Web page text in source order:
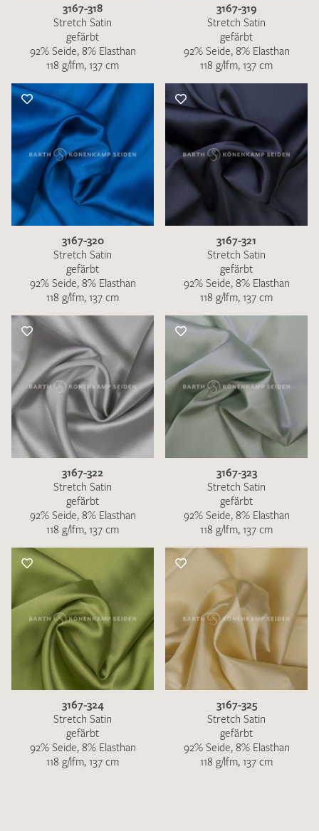
3167-318
Stretch Satin
gefärbt
92% Seide, 8% Elasthan
118 g/lfm, 137 cm
3167-319
Stretch Satin
gefärbt
92% Seide, 8% Elasthan
118 g/lfm, 137 cm
3167-320
Stretch Satin
gefärbt
92% Seide, 8% Elasthan
118 g/lfm, 137 cm
3167-321
Stretch Satin
gefärbt
92% Seide, 8% Elasthan
118 g/lfm, 137 cm
3167-322
Stretch Satin
gefärbt
92% Seide, 8% Elasthan
118 g/lfm, 137 cm
3167-323
Stretch Satin
gefärbt
92% Seide, 8% Elasthan
118 g/lfm, 137 cm
3167-324
Stretch Satin
gefärbt
92% Seide, 8% Elasthan
118 g/lfm, 137 cm
3167-325
Stretch Satin
gefärbt
92% Seide, 8% Elasthan
118 g/lfm, 137 cm